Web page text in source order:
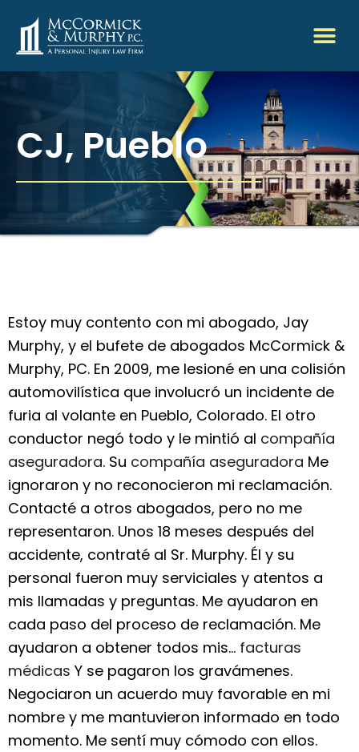
CJ, Pueblo
Estoy muy contento con mi abogado, Jay
Murphy, y el bufete de abogados McCormick &
Murphy, PC. En 2009, me lesioné en una colisión
automovilística que involucró un incidente de
furia al volante en Pueblo, Colorado. El otro
conductor negó todo y le mintió al compañía
aseguradora. Su compañía aseguradora Me
ignoraron y no reconocieron mi reclamación.
Contacté a otros abogados, pero no me
representaron. Unos 18 meses después del
accidente, contraté al Sr. Murphy. Él y su
personal fueron muy serviciales y atentos a
mis llamadas y preguntas. Me ayudaron en
cada paso del proceso de reclamación. Me
ayudaron a obtener todos mis... facturas
médicas Y se pagaron los gravámenes.
Negociaron un acuerdo muy favorable en mi
nombre y me mantuvieron informado en todo
momento. Me sentí muy cómodo con ellos.